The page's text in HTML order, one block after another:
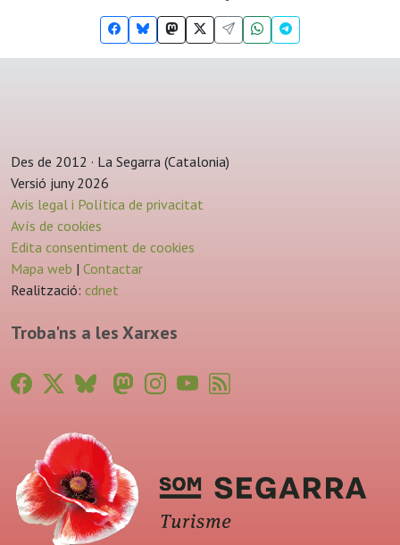
Des de 2012 · La Segarra (Catalonia)
Versió juny 2026
Avis legal i Política de privacitat
Avís de cookies
Edita consentiment de cookies
Mapa web | Contactar
Realització: cdnet
Troba'ns a les Xarxes